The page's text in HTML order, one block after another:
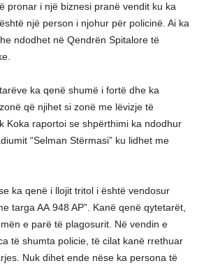
pronar i një biznesi pranë vendit ku ka
një person i njohur për policinë. Ai ka
ndodhet në Qendrën Spitalore të
ka qenë shumë i fortë dhe ka
që njihet si zonë me lëvizje të
Koka raportoi se shpërthimi ka ndodhur
“Selman Stërmasi” ku lidhet me
ka qenë i llojit tritol i është vendosur
targa AA 948 AP”. Kanë qenë qytetarët,
e parë të plagosurit. Në vendin e
të shumta policie, të cilat kanë rrethuar
Nuk dihet ende nëse ka persona të